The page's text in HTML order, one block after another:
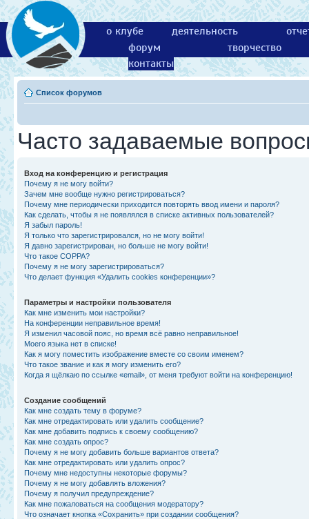
о клубе деятельность
форум
творчество
контакты
Список форумов
Часто задаваемые
Вход на конференцию и регистрация
Почему я не могу войти?
Зачем мне вообще нужно регистрироваться?
Почему мне периодически приходится повторять ввод имени и пароля?
Как сделать, чтобы я не появлялся в списке активных пользователей?
Я забыл пароль!
Я только что зарегистрировался, но не могу войти!
Я давно зарегистрирован, но больше не могу войти!
Что такое COPPA?
Почему я не могу зарегистрироваться?
Что делает функция «Удалить cookies конференции»?
Параметры и настройки пользователя
Как мне изменить мои настройки?
На конференции неправильное время!
Я изменил часовой пояс, но время всё равно неправильное!
Моего языка нет в списке!
Как я могу поместить изображение вместе со своим именем?
Что такое звание и как я могу изменить его?
Когда я щёлкаю по ссылке «email», от меня требуют войти на конференцию!
Создание сообщений
Как мне создать тему в форуме?
Как мне отредактировать или удалить сообщение?
Как мне добавить подпись к своему сообщению?
Как мне создать опрос?
Почему я не могу добавить больше вариантов ответа?
Как мне отредактировать или удалить опрос?
Почему мне недоступны некоторые форумы?
Почему я не могу добавлять вложения?
Почему я получил предупреждение?
Как мне пожаловаться на сообщения модератору?
Что означает кнопка «Сохранить» при создании сообщения?